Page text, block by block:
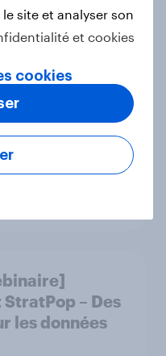
with
: encore
– Des
les données
site et analyser son
et cookies
cookies